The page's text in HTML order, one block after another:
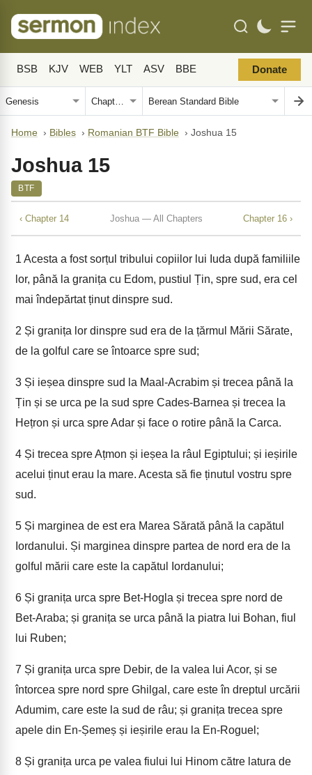
BSB KJV WEB YLT ASV BBE Donate
Home › Bibles › Romanian BTF Bible › Joshua 15
Joshua 15
BTF
‹ Chapter 14 Joshua — All Chapters Chapter 16 ›
1 Acesta a fost sorțul tribului copiilor lui Iuda după familiile
lor, până la granița cu Edom, pustiul Țin, spre sud, era cel
mai îndepărtat ținut dinspre sud.
2 Și granița lor dinspre sud era de la țărmul Mării Sărate,
de la golful care se întoarce spre sud;
3 Și ieșea dinspre sud la Maal-Acrabim și trecea până la
Țin și se urca pe la sud spre Cades-Barnea și trecea la
Hețron și urca spre Adar și face o rotire până la Carca.
4 Și trecea spre Ațmon și ieșea la râul Egiptului; și ieșirile
acelui ținut erau la mare. Acesta să fie ținutul vostru spre
sud.
5 Și marginea de est era Marea Sărată până la capătul
Iordanului. Și marginea dinspre partea de nord era de la
golful mării care este la capătul Iordanului;
6 Și granița urca spre Bet-Hogla și trecea spre nord de
Bet-Araba; și granița se urca până la piatra lui Bohan, fiul
lui Ruben;
7 Și granița urca spre Debir, de la valea lui Acor, și se
întorcea spre nord spre Ghilgal, care este în dreptul urcării
Adumim, care este la sud de râu; și granița trecea spre
apele din En-Șemeș și ieșirile erau la En-Roguel;
8 Și granița urca pe valea fiului lui Hinom către latura de